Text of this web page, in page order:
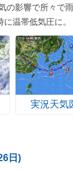
の影響で所々で
温帯低気圧に。
実況天気
日)